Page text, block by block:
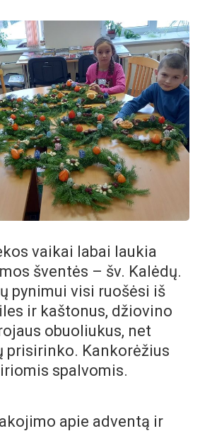
vaikai labai laukia
šventės – šv. Kalėdų.
pynimui visi ruošėsi iš
ir kaštonus, džiovino
obuoliukus, net
prisirinko. Kankorėžius
spalvomis.
apie adventą ir